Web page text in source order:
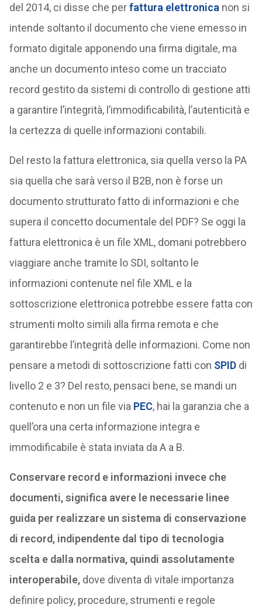
del 2014, ci disse che perfattura elettronica non si
intende soltanto il documento che viene emesso in
formato digitale apponendo una firma digitale, ma
anche un documento inteso come un tracciato
record gestito da sistemi di controllo di gestione atti
a garantire l’integrità, l’immodificabilità, l’autenticità e
la certezza di quelle informazioni contabili.
Del resto la fattura elettronica, sia quella verso la PA
sia quella che sarà verso il B2B, non è forse un
documento strutturato fatto di informazioni e che
supera il concetto documentale del PDF? Se oggi la
fattura elettronica è un file XML, domani potrebbero
viaggiare anche tramite lo SDI, soltanto le
informazioni contenute nel file XML e la
sottoscrizione elettronica potrebbe essere fatta con
strumenti molto simili alla firma remota e che
garantirebbe l’integrità delle informazioni. Come non
pensare a metodi di sottoscrizione fatti con SPIDdi
livello 2 e 3? Del resto, pensaci bene, se mandi un
contenuto e non un file via PEC, hai la garanzia che a
quell’ora una certa informazione integra e
immodificabile è stata inviata da A a B.
Conservare record e informazioni invece che
documenti, significa avere le necessarie linee
guida per realizzare un sistema di conservazione
di record, indipendente dal tipo di tecnologia
scelta e dalla normativa, quindi assolutamente
interoperabile, dove diventa di vitale importanza
definire policy, procedure, strumenti e regole